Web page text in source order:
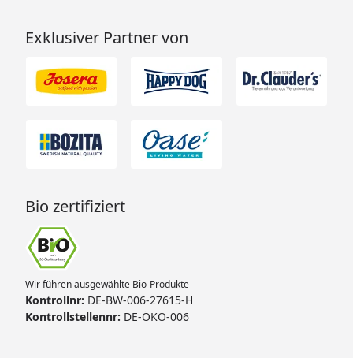
Exklusiver Partner von
Bio zertifiziert
Wir führen ausgewählte Bio-Produkte
Kontrollnr: DE-BW-006-27615-H
Kontrollstellennr: DE-ÖKO-006